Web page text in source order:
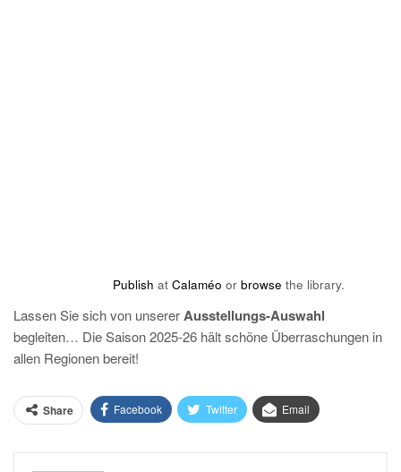
Publish at Calaméo or browse the library.
Lassen Sie sich von unsererAusstellungs-Auswahl
begleiten… Die Saison 2025-26 hält schöne Überraschungen in
allen Regionen bereit!
Share Facebook Twitter Email